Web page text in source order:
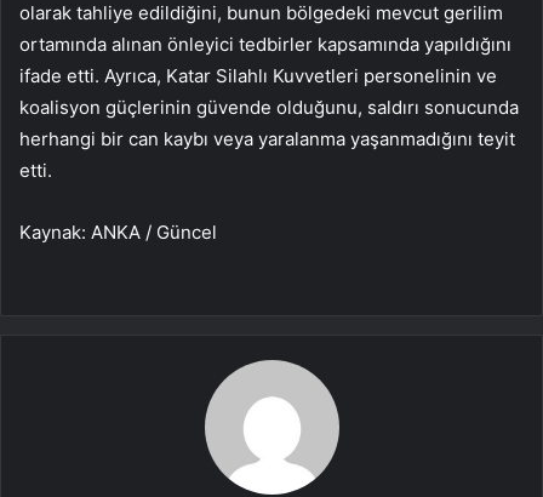
olarak tahliye edildiğini, bunun bölgedeki mevcut gerilim
ortamında alınan önleyici tedbirler kapsamında yapıldığını
ifade etti. Ayrıca, Katar Silahlı Kuvvetleri personelinin ve
koalisyon güçlerinin güvende olduğunu, saldırı sonucunda
herhangi bir can kaybı veya yaralanma yaşanmadığını teyit
etti.
Kaynak: ANKA / Güncel